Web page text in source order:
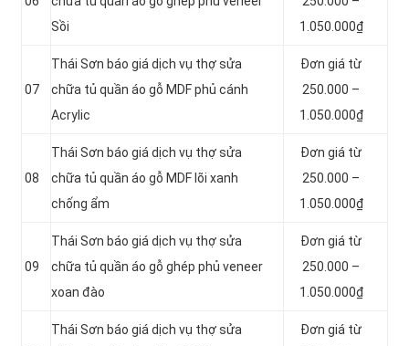
Sồi
1.050.000₫
07
Thái Sơn báo giá dịch vụ thợ sửa
chữa tủ quần áo gỗ MDF phủ cánh
Acrylic
Đơn giá từ
250.000 –
1.050.000₫
08
Thái Sơn báo giá dịch vụ thợ sửa
chữa tủ quần áo gỗ MDF lõi xanh
chống ẩm
Đơn giá từ
250.000 –
1.050.000₫
09
Thái Sơn báo giá dịch vụ thợ sửa
chữa tủ quần áo gỗ ghép phủ veneer
xoan đào
Đơn giá từ
250.000 –
1.050.000₫
Thái Sơn báo giá dịch vụ thợ sửa
Đơn giá từ